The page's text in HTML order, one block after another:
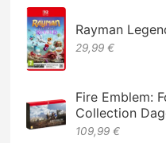
Rayman
29,99 €
Fire Emblem:
Collection
109,99 €